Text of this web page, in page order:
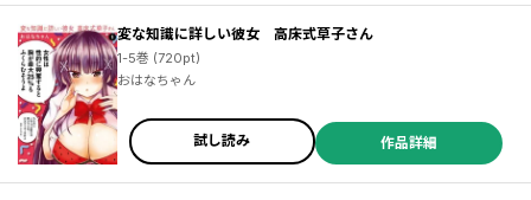
変な知識に詳しい彼女 高床式草子さん
1-5巻 (720pt)
おはなちゃん
試し読み 作品詳細